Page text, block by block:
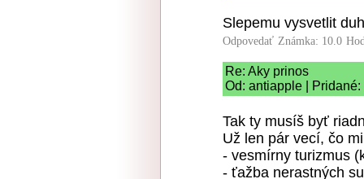
Slepemu vysvetlit
Odpovedať Známka: 10.0
Re: Aky prinos
Od: antiapple |
Tak ty musíš byť
Už len pár vecí, čo
- vesmírny turizmus
- ťažba nerastných